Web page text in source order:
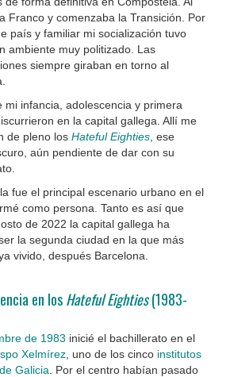
Franco y comenzaba la Transición. Por
país y familiar mi socialización tuvo
ambiente muy politizado. Las
siempre giraban en torno al
mi infancia, adolescencia y primera
en la capital gallega. Allí me
de pleno los Hateful Eighties, ese
aún pendiente de dar con su
fue el principal escenario urbano en el
como persona. Tanto es así que
de 2022 la capital gallega ha
la segunda ciudad en la que más
vivido, después Barcelona.
en losHateful Eighties(1983-
de 1983 inicié el bachillerato en el
Xelmírez, uno de los cinco institutos
Galicia . Por el centro habían pasado